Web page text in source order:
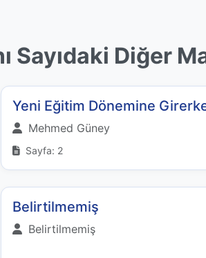
Sayıdaki Diğer
Yeni Eğitim Dönemine
Mehmed Güney
Sayfa: 2
Belirtilmemiş
Belirtilmemiş